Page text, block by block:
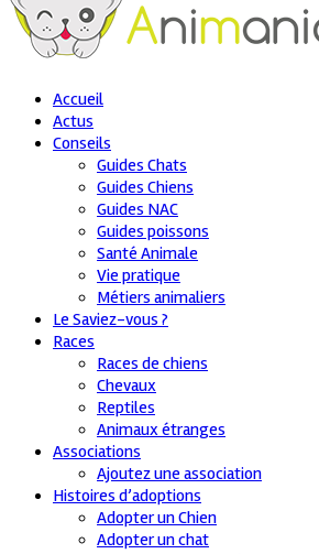
Accueil
Actus
Conseils
Guides Chats
Guides Chiens
Guides NAC
Guides poissons
Santé Animale
Vie pratique
Métiers animaliers
Le Saviez-vous ?
Races
Races de chiens
Chevaux
Reptiles
Animaux étranges
Associations
Ajoutez une association
Histoires d’adoptions
Adopter un Chien
Adopter un chat